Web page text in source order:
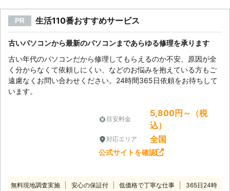
PR 生活110番おすすめサービス
古いパソコンから最新のパソコンまであらゆる修理を承ります
古い年代のパソコンだから修理してもらえるのか不安、原因が全
く分からなくて依頼しにくい、などのお悩みを抱えている方もご
遠慮なくお問い合わせください。24時間365日依頼をお待ちして
います。
目安料金
5,800円～（税
込）
対応エリア 全国
公式サイトを確認
無料現地調査実施 安心の保証付 低価格で丁寧な仕事
365日24時